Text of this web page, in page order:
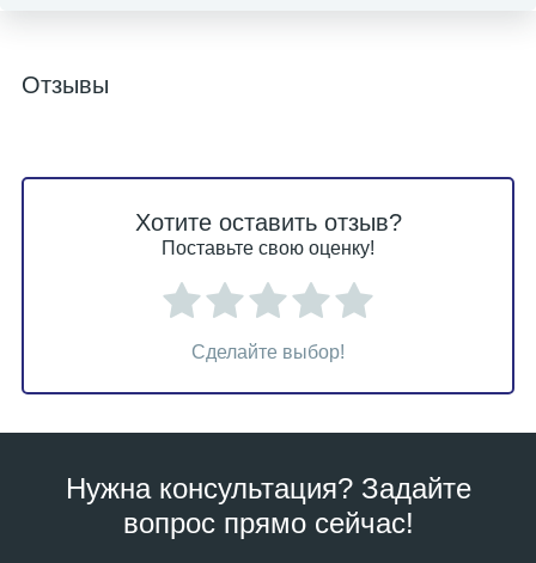
Отзывы
Хотите оставить отзыв?
Поставьте свою оценку!
Сделайте выбор!
Нужна консультация? Задайте
вопрос прямо сейчас!